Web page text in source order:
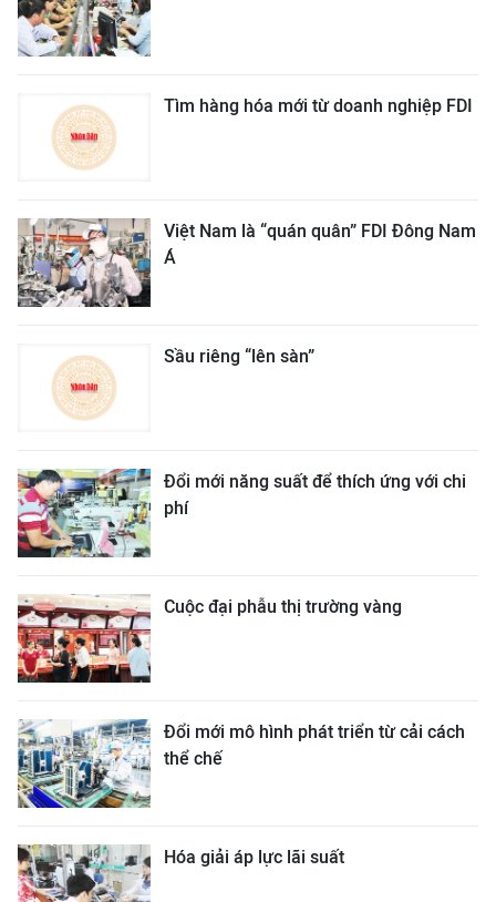
Tìm hàng hóa mới từ doanh nghiệp FDI
Việt Nam là “quán quân” FDI Đông Nam
Á
Sầu riêng “lên sàn”
Đổi mới năng suất để thích ứng với chi
phí
Cuộc đại phẫu thị trường vàng
Đổi mới mô hình phát triển từ cải cách
thể chế
Hóa giải áp lực lãi suất